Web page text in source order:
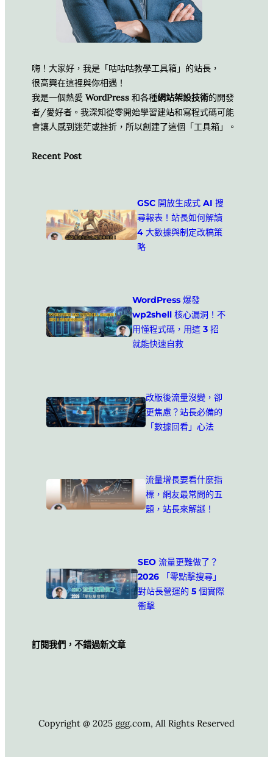
嗨！大家好，我是「咕咕咕教學工具箱」的站長，
很高興在這裡與你相遇！
我是一個熱愛 WordPress 和各種網站架設技術的開發
者/愛好者。我深知從零開始學習建站和寫程式碼可能
會讓人感到迷茫或挫折，所以創建了這個「工具箱」。
Recent Post
GSC 開放生成式 AI 搜
尋報表！站長如何解讀
4 大數據與制定改稿策
略
WordPress 爆發
wp2shell 核心漏洞！不
用懂程式碼，用這 3 招
就能快速自救
改版後流量沒變，卻
更焦慮？站長必備的
「數據回看」心法
流量增長要看什麼指
標，網友最常問的五
題，站長來解謎！
SEO 流量更難做了？
2026 「零點擊搜尋」
對站長營運的 5 個實際
衝擊
訂閱我們，不錯過新文章
Copyright @ 2025 ggg.com, All Rights Reserved